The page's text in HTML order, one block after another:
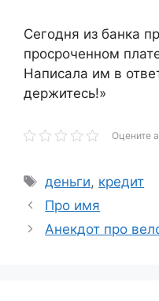
Сегодня из банка
просроченном
Написала им в
держитесь!»
Оцените
Метки
деньги, кредит
Про имя
Анекдот про